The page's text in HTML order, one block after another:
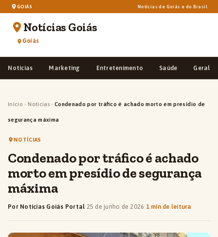
GOIÁS Notícias de Goiás e do Brasil
Notícias Goiás
Goiás
Notícias Marketing Entretenimento Saúde Geral
Início › Notícias › Condenado por tráfico é achado morto em presídio de
segurança máxima
NOTÍCIAS
Condenado por tráfico é achado
morto em presídio de segurança
máxima
Por Notícias Goiás Portal·25 de junho de 2026·1 min de leitura